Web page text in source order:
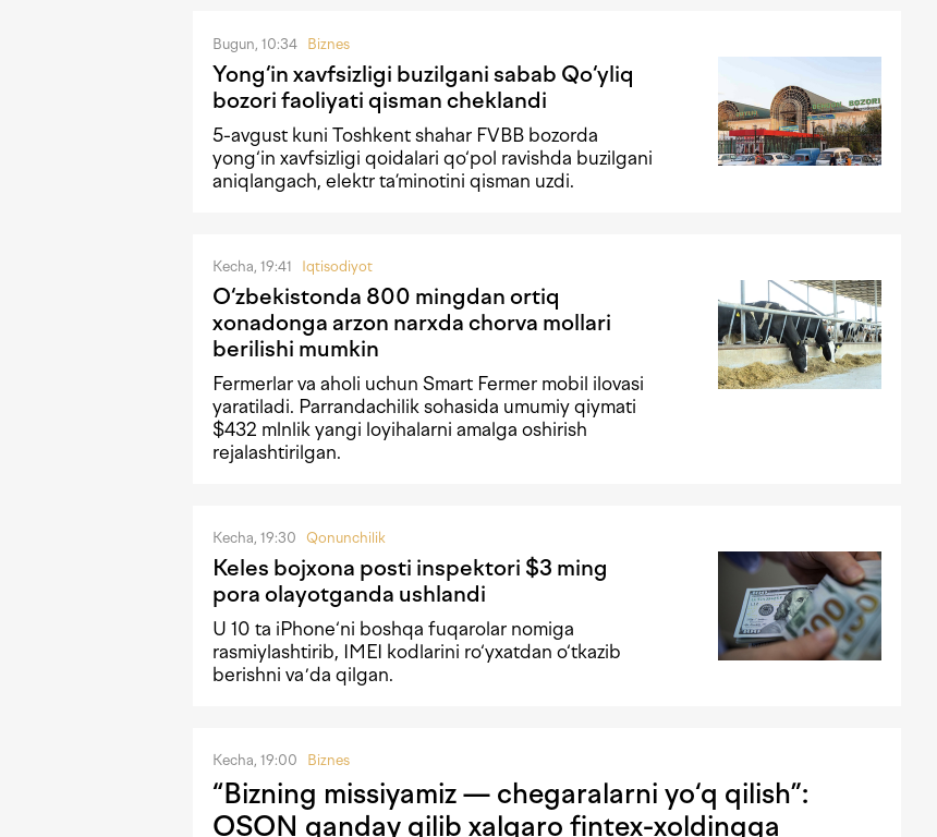
Bugun, 10:34 Biznes
Yong‘in xavfsizligi buzilgani sabab Qo‘yliq
bozori faoliyati qisman cheklandi
5-avgust kuni Toshkent shahar FVBB bozorda
yong‘in xavfsizligi qoidalari qo‘pol ravishda buzilgani
aniqlangach, elektr ta’minotini qisman uzdi.
Kecha, 19:41 Iqtisodiyot
O‘zbekistonda 800 mingdan ortiq
xonadonga arzon narxda chorva mollari
berilishi mumkin
Fermerlar va aholi uchun Smart Fermer mobil ilovasi
yaratiladi. Parrandachilik sohasida umumiy qiymati
$432 mlnlik yangi loyihalarni amalga oshirish
rejalashtirilgan.
Kecha, 19:30 Qonunchilik
Keles bojxona posti inspektori $3 ming
pora olayotganda ushlandi
U 10 ta iPhone‘ni boshqa fuqarolar nomiga
rasmiylashtirib, IMEI kodlarini ro‘yxatdan o‘tkazib
berishni vaʼda qilgan.
Kecha, 19:00 Biznes
“Bizning missiyamiz — chegaralarni yo‘q qilish”:
OSON qanday qilib xalqaro fintex-xoldingga